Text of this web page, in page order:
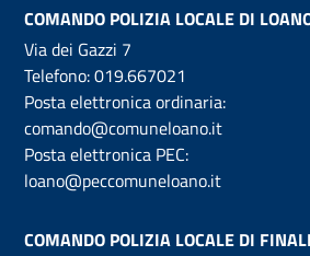
COMANDO POLIZIA LOCALE DI
Via dei Gazzi 7
Telefono:019.667021
Posta elettronica ordinaria:
comando@comuneloano.it
Posta elettronica PEC:
loano@peccomuneloano.it
COMANDO POLIZIA LOCALE DI